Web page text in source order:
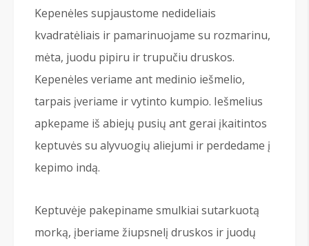
Kepenėles supjaustome nedideliais
kvadratėliais ir pamarinuojame su rozmarinu,
mėta, juodu pipiru ir trupučiu druskos.
Kepenėles veriame ant medinio iešmelio,
tarpais įveriame ir vytinto kumpio. Iešmelius
apkepame iš abiejų pusių ant gerai įkaitintos
keptuvės su alyvuogių aliejumi ir perdedame į
kepimo indą.
Keptuvėje pakepiname smulkiai sutarkuotą
morką, įberiame žiupsnelį druskos ir juodų